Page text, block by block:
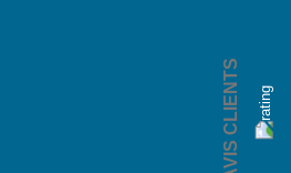
AVIS CLIENTS